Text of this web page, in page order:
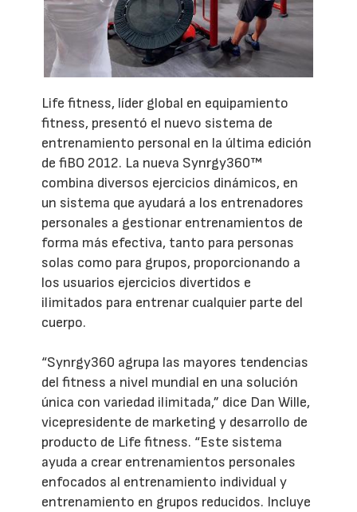
Life fitness, líder global en equipamiento
fitness, presentó el nuevo sistema de
entrenamiento personal en la última edición
de fiBO 2012. La nueva Synrgy360™
combina diversos ejercicios dinámicos, en
un sistema que ayudará a los entrenadores
personales a gestionar entrenamientos de
forma más efectiva, tanto para personas
solas como para grupos, proporcionando a
los usuarios ejercicios divertidos e
ilimitados para entrenar cualquier parte del
cuerpo.
“Synrgy360 agrupa las mayores tendencias
del fitness a nivel mundial en una solución
única con variedad ilimitada,” dice Dan Wille,
vicepresidente de marketing y desarrollo de
producto de Life fitness. “Este sistema
ayuda a crear entrenamientos personales
enfocados al entrenamiento individual y
entrenamiento en grupos reducidos. Incluye